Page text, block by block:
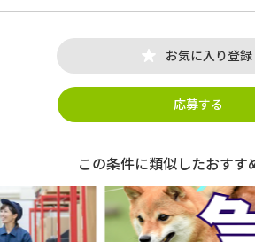
お気に入り登録
応募する
この条件に類似したおすす